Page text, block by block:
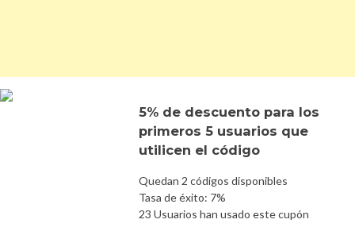
5% de descuento para los
primeros 5 usuarios que
utilicen el código
Quedan 2 códigos disponibles
Tasa de éxito: 7%
23 Usuarios han usado este cupón